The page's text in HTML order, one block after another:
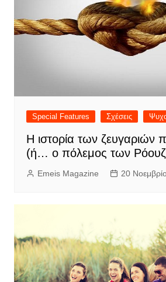
Special Features Σχέσεις
Η ιστορία των ζευγαριών
(ή… ο πόλεμος των
Emeis Magazine 20